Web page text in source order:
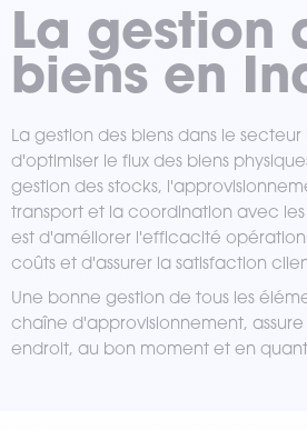
La gestion
biens en
La gestion des biens dans le
d'optimiser le flux des biens
gestion des stocks,
transport et la coordination avec les
est d'améliorer l'efficacité
coûts et d'assurer la satisfaction
Une bonne gestion de tous les
chaîne d'approvisionnement, assure
endroit, au bon moment et en